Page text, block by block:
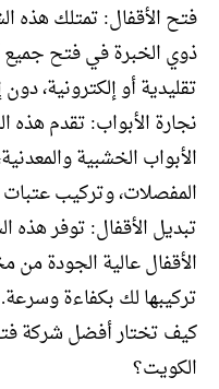
فتح الأقفال: تمتلك هذه
ذوي الخبرة في فتح جميع
تقليدية أو إلكترونية،
نجارة الأبواب: تقدم
الأبواب الخشبية
المفصلات، وتركيب عتبات
تبديل الأقفال: توفر
الأقفال عالية الجودة من
تركيبها لك بكفاءة وسرعة.
كيف تختار أفضل شركة
الكويت؟